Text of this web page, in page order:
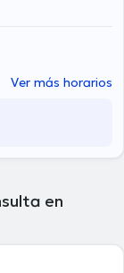
Ver más horarios
en